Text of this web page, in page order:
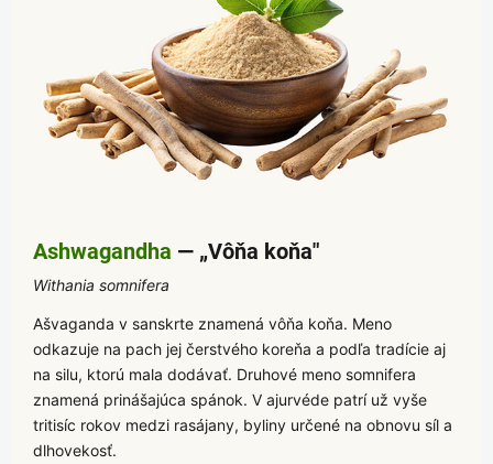
Ashwagandha — „Vôňa koňa"
Withania somnifera
Ašvaganda v sanskrte znamená vôňa koňa. Meno
odkazuje na pach jej čerstvého koreňa a podľa tradície aj
na silu, ktorú mala dodávať. Druhové meno somnifera
znamená prinášajúca spánok. V ajurvéde patrí už vyše
tritisíc rokov medzi rasájany, byliny určené na obnovu síl a
dlhovekosť.